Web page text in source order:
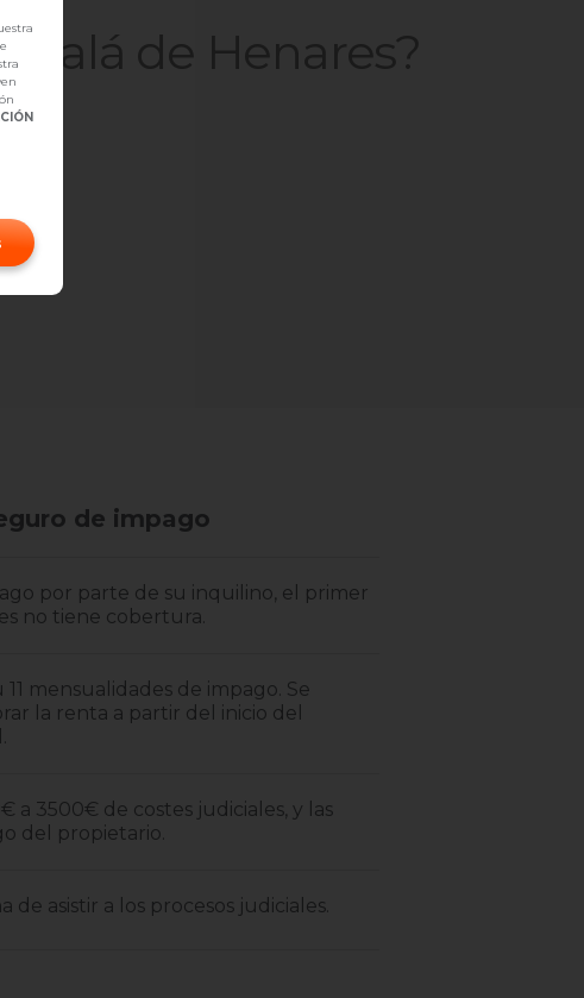
de Henares
de impago
por parte de su inquilino, el primer
no tiene cobertura.
mensualidades de impago. Se
la renta a partir del inicio del
a 3500€ de costes judiciales, y las
del propietario.
de asistir a los procesos judiciales.